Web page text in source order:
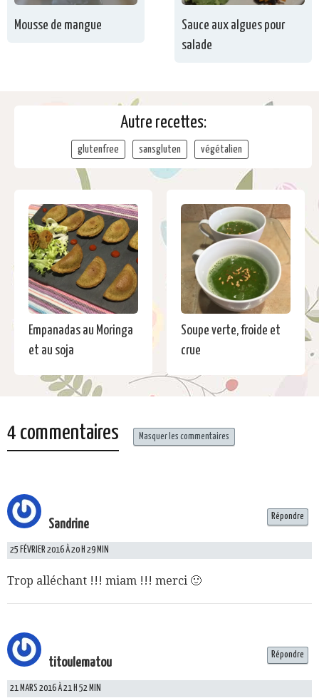
Mousse de mangue
Sauce aux algues pour
salade
Autre recettes:
glutenfree sansgluten végétalien
Empanadas au Moringa
et au soja
Soupe verte, froide et
crue
4 commentaires Masquer les commentaires
Sandrine
25 FÉVRIER 2016 À 20 H 29 MIN
Trop alléchant !!! miam !!! merci 🙂
Répondre
titoulematou
21 MARS 2016 À 21 H 52 MIN
Répondre